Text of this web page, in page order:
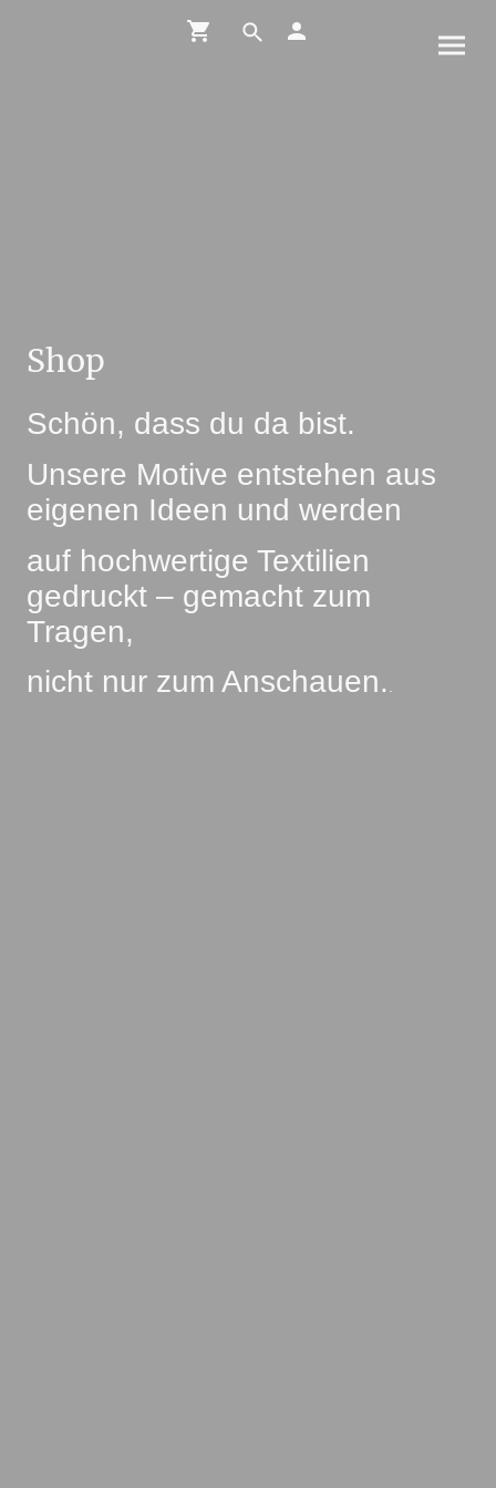
Shop
Schön, dass du da bist.
Unsere Motive entstehen aus
eigenen Ideen und werden
auf hochwertige Textilien
gedruckt – gemacht zum
Tragen,
nicht nur zum Anschauen. .